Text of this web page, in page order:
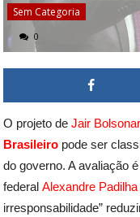
Sem Categoria
0
O projeto deJair
Brasileiro pode ser
do governo. A avaliação
federalAlexandre Padilha
irresponsabilidade”